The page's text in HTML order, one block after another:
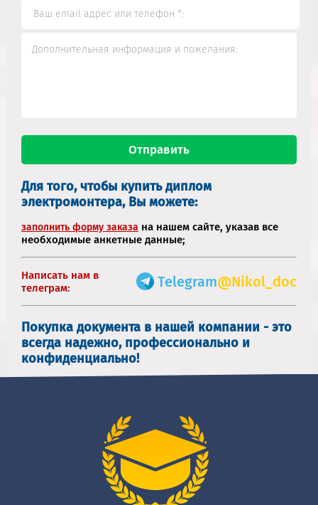
Для того, чтобы купить диплом
электромонтера, Вы можете:
заполнить форму заказа на нашем сайте, указав все
необходимые анкетные данные;
Написать нам в
телеграм:
Telegram@Nikol_doc
Покупка документа в нашей компании - это
всегда надежно, профессионально и
конфиденциально!